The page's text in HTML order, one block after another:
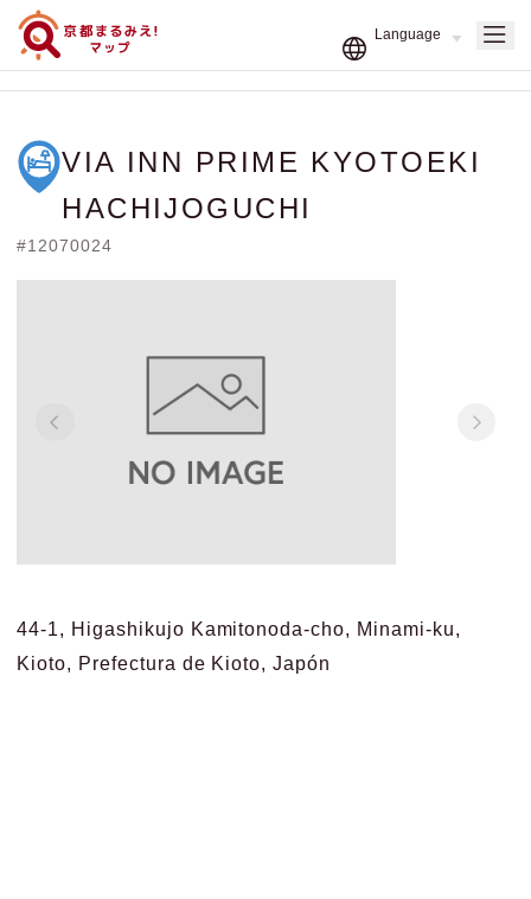
VIA INN PRIME KYOTOEKI
HACHIJOGUCHI
#12070024
44-1, Higashikujo Kamitonoda-cho, Minami-ku,
Kioto, Prefectura de Kioto, Japón